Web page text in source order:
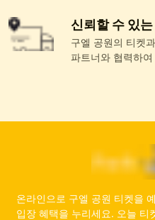
신뢰할 수 있는
구엘 공원의 티켓
파트너와 협력하
온라인으로 구엘 공원 티켓을
입장 혜택을 누리세요. 오늘 티